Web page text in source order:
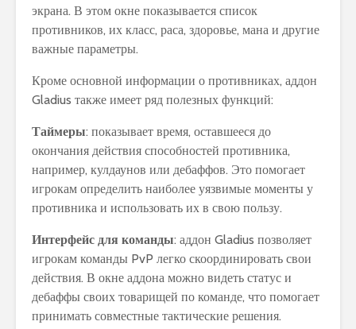
экрана. В этом окне показывается список
противников, их класс, раса, здоровье, мана и другие
важные параметры.
Кроме основной информации о противниках, аддон
Gladius также имеет ряд полезных функций:
Таймеры: показывает время, оставшееся до
окончания действия способностей противника,
например, кулдаунов или дебаффов. Это помогает
игрокам определить наиболее уязвимые моменты у
противника и использовать их в свою пользу.
Интерфейс для команды: аддон Gladius позволяет
игрокам команды PvP легко скоординировать свои
действия. В окне аддона можно видеть статус и
дебаффы своих товарищей по команде, что помогает
принимать совместные тактические решения.